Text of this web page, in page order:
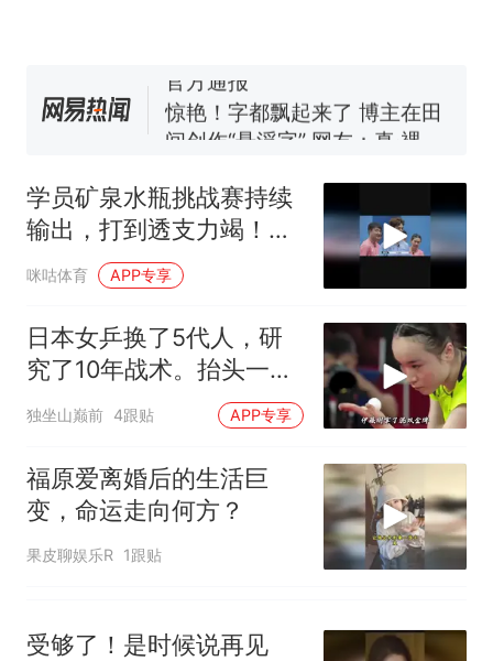
惊艳！字都飘起来了 博主在田
间创作“悬浮字” 网友：真·裸眼
么？
学员矿泉水瓶挑战赛持续
输出，打到透支力竭！乒
乓球有多耗体能
咪咕体育 APP专享
日本女乒换了5代人，研
究了10年战术。抬头一
看：还是孙颖莎！
独坐山巅前 4跟贴 APP专享
福原爱离婚后的生活巨
变，命运走向何方？
果皮聊娱乐R 1跟贴
受够了！是时候说再见